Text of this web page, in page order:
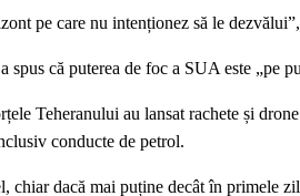
pe care nu intenționez să le
spus că puterea de foc a SUA este „pe
Teheranului au lansat rachete și
conducte de petrol.
chiar dacă mai puține decât în primele